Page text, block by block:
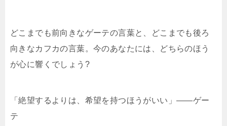
どこまでも前向きなゲーテの言葉と、どこまでも後ろ
向きなカフカの言葉。今のあなたには、どちらのほう
が心に響くでしょう?
「絶望するよりは、希望を持つほうがいい」――ゲー
テ